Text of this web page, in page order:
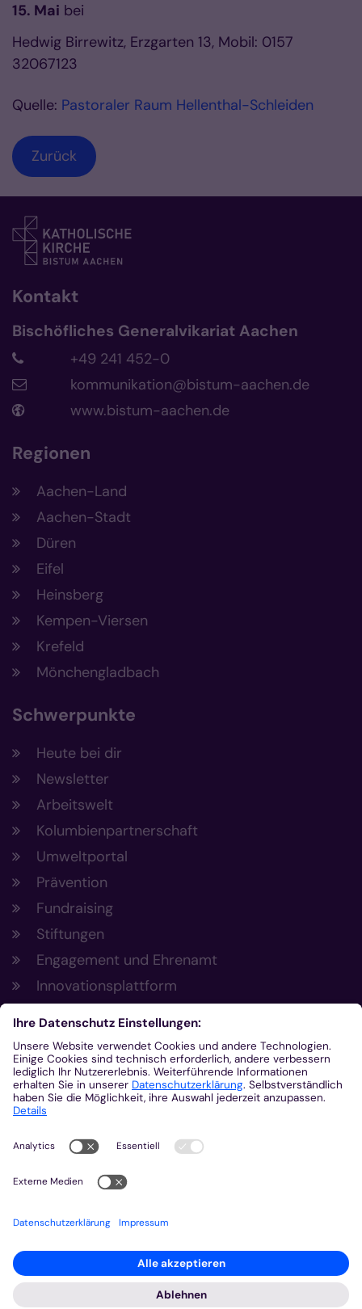
15. Mai bei
Hedwig Birrewitz, Erzgarten 13, Mobil: 0157
32067123
Quelle: Pastoraler Raum Hellenthal-Schleiden
Zurück
Kontakt
Bischöfliches Generalvikariat Aachen
+49 241 452-0
kommunikation@bistum-aachen.de
www.bistum-aachen.de
Regionen
Aachen-Land
Aachen-Stadt
Düren
Eifel
Heinsberg
Kempen-Viersen
Krefeld
Mönchengladbach
Schwerpunkte
Heute bei dir
Newsletter
Arbeitswelt
Kolumbienpartnerschaft
Umweltportal
Prävention
Fundraising
Stiftungen
Engagement und Ehrenamt
Innovationsplattform
Aus der Plattform
Nachrichten
Veranstaltungen
Gottesdienste
Stellenangebote
Kirchenzeitung
Amtsblatt (Kirchlicher Anzeiger)
Rechtsdatenbank
Meldestelle gemäß Hinweisgeberschutzgesetz